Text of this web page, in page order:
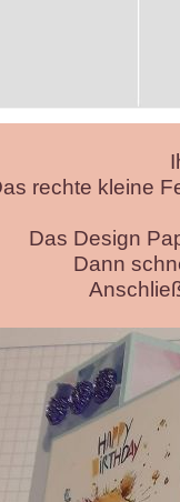
rechte kleine
Das Design
Dann